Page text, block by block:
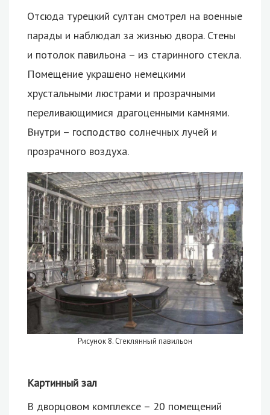
Отсюда турецкий султан смотрел на военные
парады и наблюдал за жизнью двора. Стены
и потолок павильона – из старинного стекла.
Помещение украшено немецкими
хрустальными люстрами и прозрачными
переливающимися драгоценными камнями.
Внутри – господство солнечных лучей и
прозрачного воздуха.
Рисунок 8. Стеклянный павильон
Картинный зал
В дворцовом комплексе – 20 помещений